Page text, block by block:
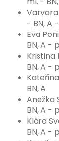
- BN, A
Eva
BN, A -
Kristina
BN, A -
BN, A
Anežka
BN, A -
Klára
BN, A -